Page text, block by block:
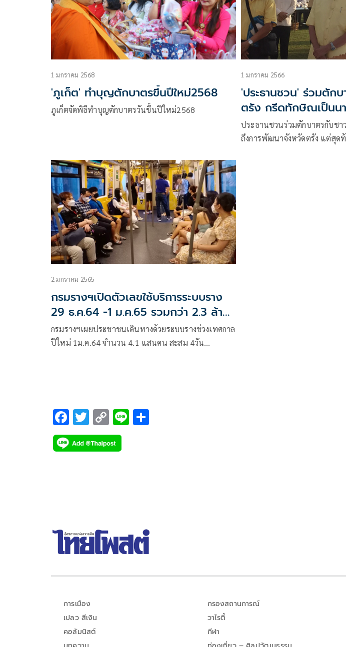
1 มกราคม 2568
'ภูเก็ต' ทำบุญตักบาตรขึ้นปีใหม่2568
ภูเก็ตจัดพิธีทำบุญตักบาตรวันขึ้นปีใหม่2568
1 มกราคม 2566
'ประธานชวน' ร่วมตัก
ตรัง กรีดทักษิณเป็นน
พัฒนาภาคใต้
ประธานชวนร่วมตักบาตรกับชา
ถึงการพัฒนาจังหวัดตรัง แต่สุ
2 มกราคม 2565
กรมรางฯเปิดตัวเลขใช้บริการระบบราง
29 ธ.ค.64 -1 ม.ค.65 รวมกว่า 2.3 ล้าน
คน
กรมรางฯเผยประชาชนเดินทางด้วยระบบรางช่วงเทศกาล
ปีใหม่ 1ม.ค.64 จำนวน 4.1 แสนคน สะสม 4วัน
F
ac
e
T
wi
tt
C
o
p
Li
การเมือง
เปลว สีเงิน
คอลัมนิสต์
กรองสถานการณ์
วาไรตี้
กีฬา